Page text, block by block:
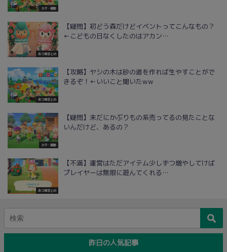
ネタ・雑談
あつ森まとめ
【疑問】初どう森だけどイベントってこんなもの？
←こどもの日なくしたのはアカン…
あつ森まとめ
【攻略】ヤシの木は砂の道を作れば生やすことがで
きるぞ！←いいこと聞いたww
ネタ・雑談
【疑問】未だにかぶりもの系売ってるの見たことな
いんだけど、あるの？
あつ森まとめ
【不満】運営はただアイテム少しずつ増やしてけば
プレイヤーは無限に遊んてくれる…
昨日の人気記事